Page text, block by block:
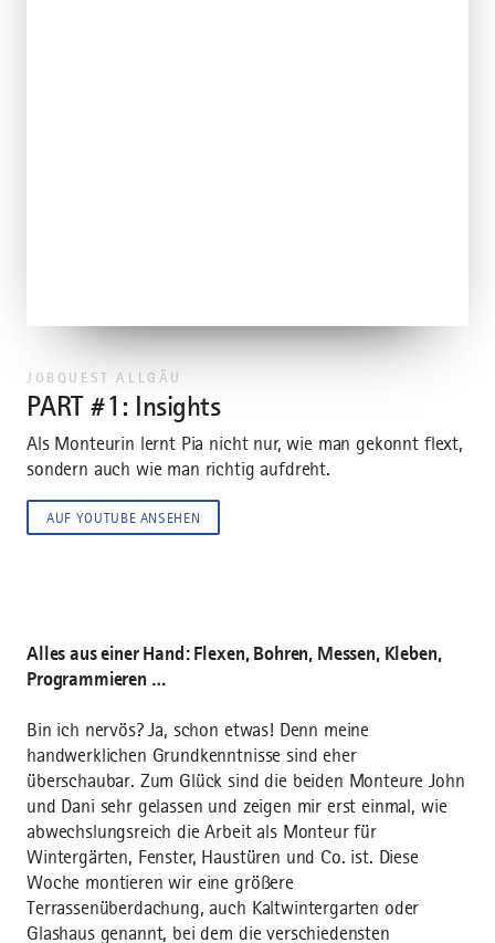
JOBQUEST ALLGÄU
PART #1: Insights
Als Monteurin lernt Pia nicht nur, wie man gekonnt flext,
sondern auch wie man richtig aufdreht.
AUF YOUTUBE ANSEHEN
Alles aus einer Hand: Flexen, Bohren, Messen, Kleben,
Programmieren …
Bin ich nervös? Ja, schon etwas! Denn meine
handwerklichen Grundkenntnisse sind eher
überschaubar. Zum Glück sind die beiden Monteure John
und Dani sehr gelassen und zeigen mir erst einmal, wie
abwechslungsreich die Arbeit als Monteur für
Wintergärten, Fenster, Haustüren und Co. ist. Diese
Woche montieren wir eine größere
Terrassenüberdachung, auch Kaltwintergarten oder
Glashaus genannt, bei dem die verschiedensten